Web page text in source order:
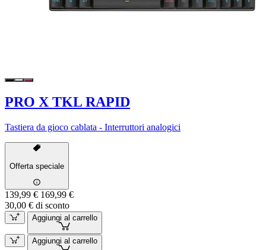
PRO X TKL RAPID
Tastiera da gioco cablata - Interruttori analogici
Offerta speciale
139,99 € 169,99 €
30,00 € di sconto
Aggiungi al carrello
Aggiungi al carrello